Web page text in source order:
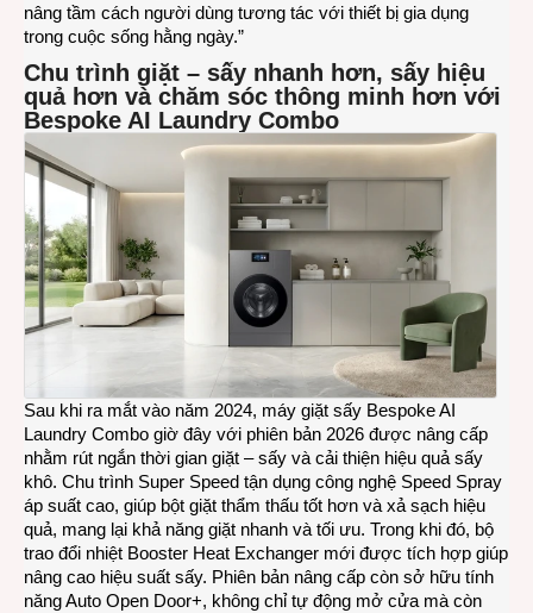
nâng tầm cách người dùng tương tác với thiết bị gia dụng
trong cuộc sống hằng ngày.”
Chu trình giặt – sấy nhanh hơn, sấy hiệu
quả hơn và chăm sóc thông minh hơn với
Bespoke AI Laundry Combo
Sau khi ra mắt vào năm 2024, máy giặt sấy Bespoke AI
Laundry Combo giờ đây với phiên bản 2026 được nâng cấp
nhằm rút ngắn thời gian giặt – sấy và cải thiện hiệu quả sấy
khô. Chu trình Super Speed tận dụng công nghệ Speed Spray
áp suất cao, giúp bột giặt thẩm thấu tốt hơn và xả sạch hiệu
quả, mang lại khả năng giặt nhanh và tối ưu. Trong khi đó, bộ
trao đổi nhiệt Booster Heat Exchanger mới được tích hợp giúp
nâng cao hiệu suất sấy. Phiên bản nâng cấp còn sở hữu tính
năng Auto Open Door+, không chỉ tự động mở cửa mà còn